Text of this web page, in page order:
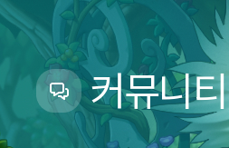
업데이트
이벤트
캐시샵 공지
메이플 알림판
with maple
커뮤니티